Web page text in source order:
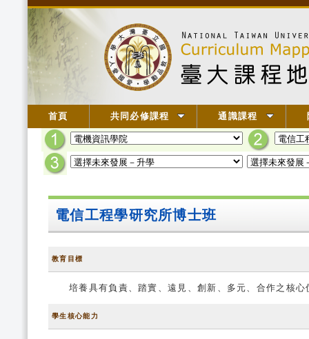
首頁 共同必修課程 通識課程
電信工程學研究所博士班
教育目標
培養具有負責、踏實、遠見、創新、多元、合作之核
學生核心能力